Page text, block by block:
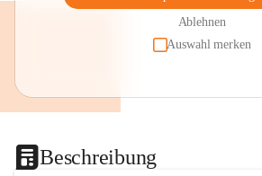
Ablehnen
Auswahl merken
Beschreibung